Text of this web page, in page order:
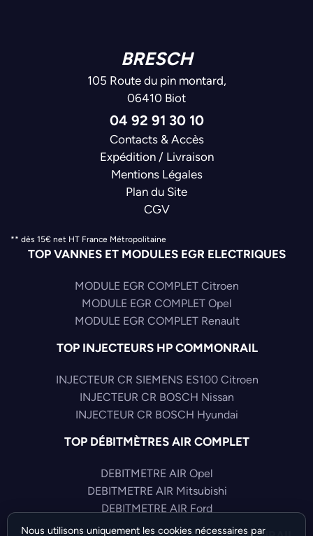
BRESCH
105 Route du pin montard,
06410 Biot
04 92 91 30 10
Contacts & Accès
Expédition / Livraison
Mentions Légales
Plan du Site
CGV
** dès 15€ net HT France Métropolitaine
TOP VANNES ET MODULES EGR ELECTRIQUES
MODULE EGR COMPLET Citroen
MODULE EGR COMPLET Opel
MODULE EGR COMPLET Renault
TOP INJECTEURS HP COMMONRAIL
INJECTEUR CR SIEMENS ES100 Citroen
INJECTEUR CR BOSCH Nissan
INJECTEUR CR BOSCH Hyundai
TOP DÉBITMÈTRES AIR COMPLET
DEBITMETRE AIR Opel
DEBITMETRE AIR Mitsubishi
DEBITMETRE AIR Ford
Nous utilisons uniquement les cookies nécessaires par